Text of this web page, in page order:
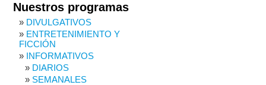
Nuestros programas
DIVULGATIVOS
ENTRETENIMIENTO Y
FICCIÓN
INFORMATIVOS
DIARIOS
SEMANALES